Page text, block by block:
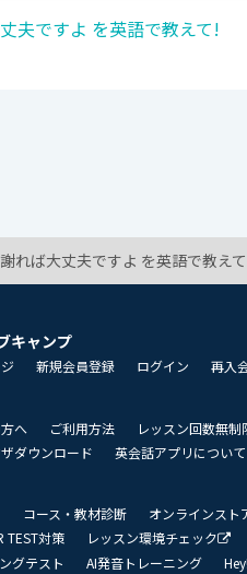
夫ですよ を英語で教えて!
れば大丈夫ですよ を英語で教え
キャンプ
新規会員登録 ログイン 再入
へ ご利用方法 レッスン回数無制
ダウンロード
英会話アプリについて
コース・教材診断 オンラインスト
TEST対策
レッスン環境チェック
グテスト
AI発音トレーニング